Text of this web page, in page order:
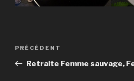
Navigation
l’article
Article
précédent
PRÉCÉDENT
Retraite Femme sauvage,